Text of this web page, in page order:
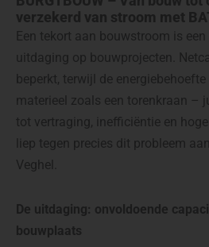
verzekerd van stroom met
Een tekort aan bouwstroom is
uitdaging op bouwprojecten.
beperkt, terwijl de
materieel zoals een torenkraan –
tot vertraging, inefficiëntie en
liep tegen precies dit probleem
Veghel.
De uitdaging: onvoldoende
bouwplaats